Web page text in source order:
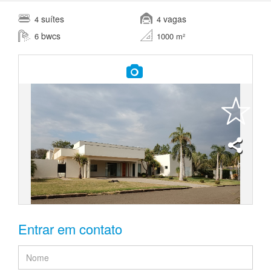
4 suítes
6 bwcs
4 vagas
1000 m²
Entrar em contato